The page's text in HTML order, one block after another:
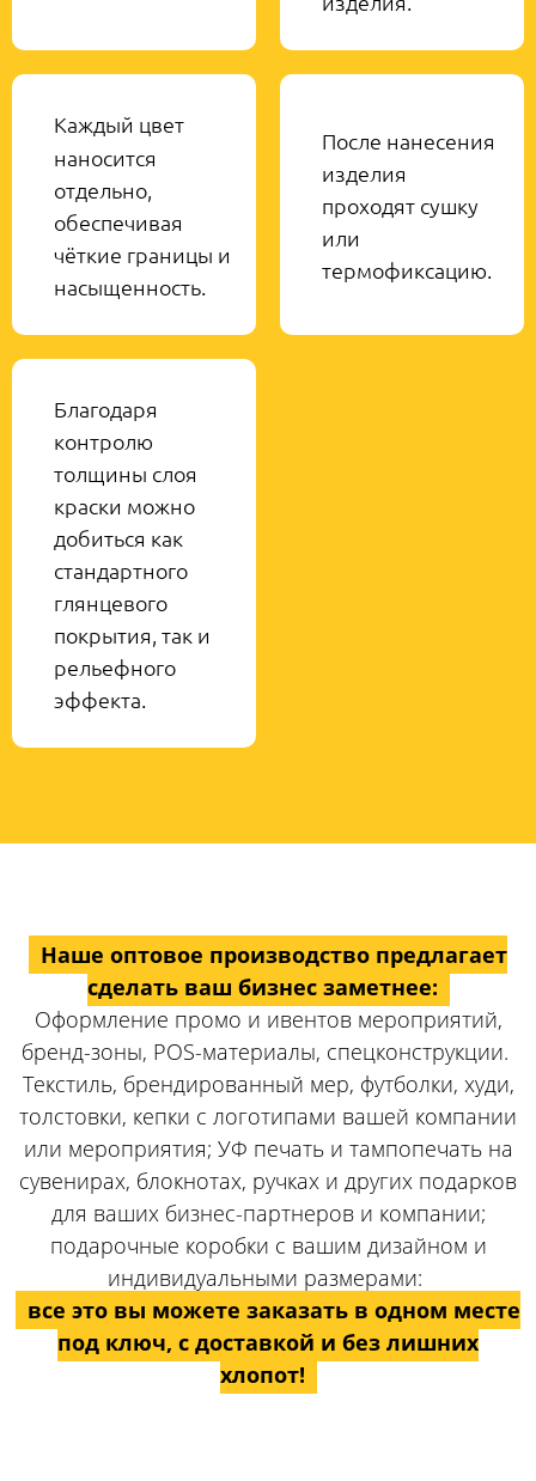
Каждый цвет
наносится
отдельно,
обеспечивая
чёткие границы и
насыщенность.
После нанесения
изделия
проходят сушку
или
термофиксацию.
Благодаря
контролю
толщины слоя
краски можно
добиться как
стандартного
глянцевого
покрытия, так и
рельефного
эффекта.
Наше оптовое производство предлагает
сделать ваш бизнес заметнее:
Оформление промо и ивентов мероприятий,
бренд-зоны, POS-материалы, спецконструкции.
Текстиль, брендированный мер, футболки, худи,
толстовки, кепки с логотипами вашей компании
или мероприятия; УФ печать и тампопечать на
сувенирах, блокнотах, ручках и других подарков
для ваших бизнес-партнеров и компании;
подарочные коробки с вашим дизайном и
индивидуальными размерами:
все это вы можете заказать в одном месте
под ключ, с доставкой и без лишних
хлопот!